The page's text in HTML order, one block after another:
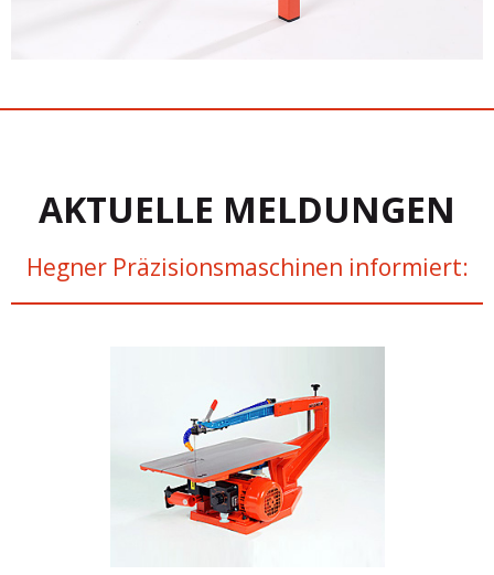
AKTUELLE MELDUNGEN
Hegner Präzisionsmaschinen informiert: